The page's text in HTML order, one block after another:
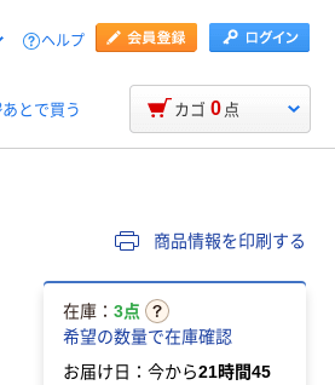
ヘルプ
あとで買う カゴ 0 点
商品情報を印刷する
在庫： 3点
希望の数量で在庫確認
お届け日：今から21時間45